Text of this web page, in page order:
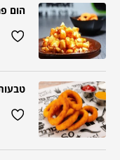
הום
טבעות